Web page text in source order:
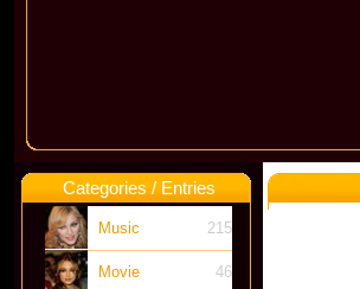
Categories / Entries
Music 215
Movie 46